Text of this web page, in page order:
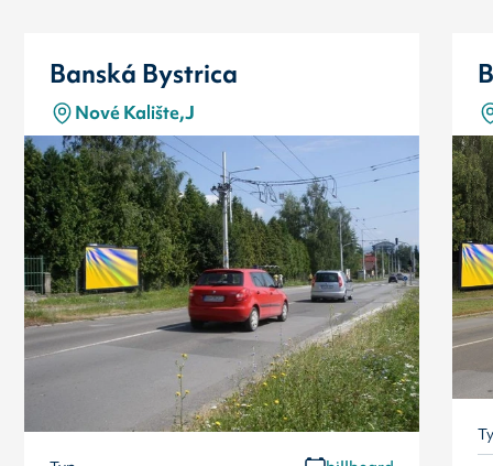
Banská Bystrica
Nové Kalište,J